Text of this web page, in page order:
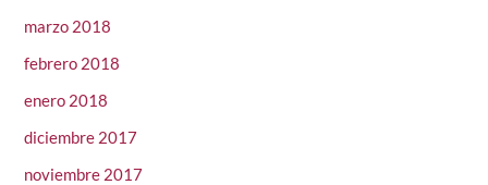
marzo 2018
febrero 2018
enero 2018
diciembre 2017
noviembre 2017